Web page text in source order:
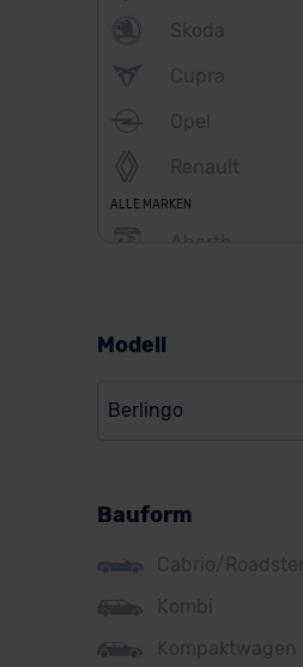
Skoda
Cupra
Opel
Renault
ALLE MARKEN
Abarth
BMW
Citroen
Cupra
DS
Dacia
Modell
Berlingo
Bauform
Cabrio/Roadster
Kombi
Kompaktwagen